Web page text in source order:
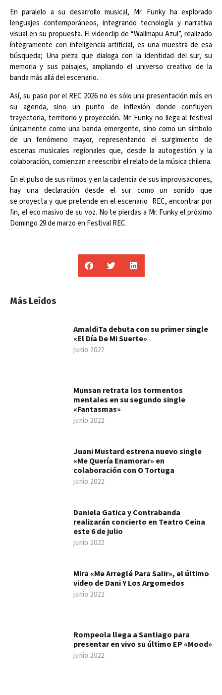
En paralelo a su desarrollo musical, Mr. Funky ha explorado
lenguajes contemporáneos, integrando tecnología y narrativa
visual en su propuesta. El videoclip de “Wallmapu Azul”, realizado
íntegramente con inteligencia artificial, es una muestra de esa
búsqueda; Una pieza que dialoga con la identidad del sur, su
memoria y sus paisajes, ampliando el universo creativo de la
banda más allá del escenario.
Así, su paso por el REC 2026 no es sólo una presentación más en
su agenda, sino un punto de inflexión donde confluyen
trayectoria, territorio y proyección. Mr. Funky no llega al festival
únicamente como una banda emergente, sino como un símbolo
de un fenómeno mayor, representando el surgimiento de
escenas musicales regionales que, desde la autogestión y la
colaboración, comienzan a reescribir el relato de la música chilena.
En el pulso de sus ritmos y en la cadencia de sus improvisaciones,
hay una declaración desde el sur como un sonido que
se proyecta y que pretende en el escenario REC, encontrar por
fin, el eco masivo de su voz. No te pierdas a Mr. Funky el próximo
Domingo 29 de marzo en Festival REC.
Más Leídos
AmaldiTa debuta con su primer single
«El Día De Mi Suerte»
junio 2022
Munsan retrata los tormentos
mentales en su segundo single
«Fantasmas»
junio 2022
Juani Mustard estrena nuevo single
«Me Quería Enamorar» en
colaboración con O Tortuga
junio 2022
Daniela Gatica y Contrabanda
realizarán concierto en Teatro Ceina
este 6 de julio
junio 2022
Mira «Me Arreglé Para Salir», el último
video de Dani Y Los Argomedos
junio 2022
Rompeola llega a Santiago para
presentar en vivo su último EP «Mood»
junio 2022